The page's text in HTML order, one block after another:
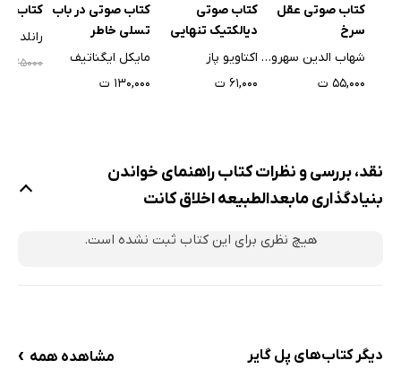
کتاب صوتی عقل
سرخ
شهاب الدین سهروردی
۵۵,۰۰۰ ت
کتاب صوتی
دیالکتیک تنهایی
اکتاویو پاز
۶۱,۰۰۰ ت
کتاب صوتی در باب
تسلی خاطر
مایکل ایگناتیف
۱۳۰,۰۰۰ ت
کتاب
رانلد
۲۲۵۰۰۰
نقد، بررسی و نظرات کتاب راهنمای خواندن
بنیادگذاری مابعدالطبیعه اخلاق کانت
هیچ نظری برای این کتاب ثبت نشده است.
دیگر کتاب‌های پل گایر مشاهده همه ›